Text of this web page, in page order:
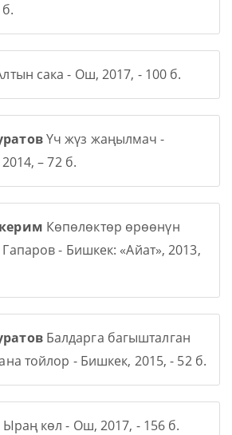
сака - Ош, 2017, - 100 б.
Үч жүз жаңылмач -
– 72 б.
Көпөлөктөр өрөөнүн
- Бишкек: «Айат», 2013,
Балдарга багышталган
тойлор - Бишкек, 2015, - 52 б.
Ыраң көл - Ош, 2017, - 156 б.